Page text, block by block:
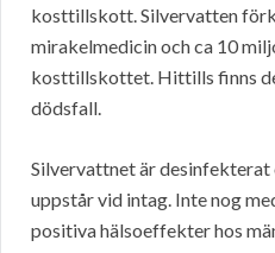
kosttillskott. Silvervatten
mirakelmedicin och ca 10
kosttillskottet. Hittills finns
dödsfall.
Silvervattnet är
uppstår vid intag. Inte nog
positiva hälsoeffekter hos